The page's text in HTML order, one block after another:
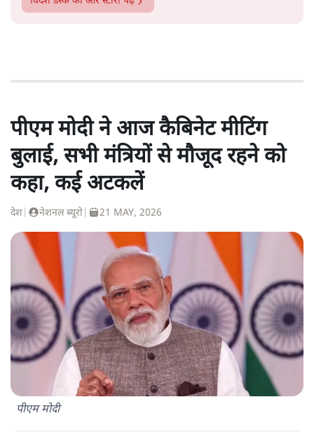
पीएम मोदी ने आज कैबिनेट मीटिंग
बुलाई, सभी मंत्रियों से मौजूद रहने को
कहा, कई अटकलें
देश नेशनल ब्यूरो 21 MAY, 2026
पीएम मोदी